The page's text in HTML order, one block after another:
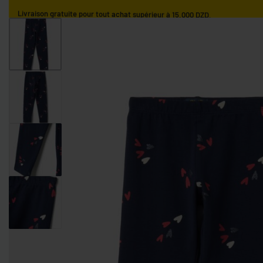
Livraison gratuite pour tout achat supérieur à 15.000 DZD.
ACCUEIL
GARÇONS 0-9 MOIS GARÇONS 9-36 MOIS GARÇONS 3-10 ANS
FILLES 0-9 MOIS FILLES 3-10 ANS